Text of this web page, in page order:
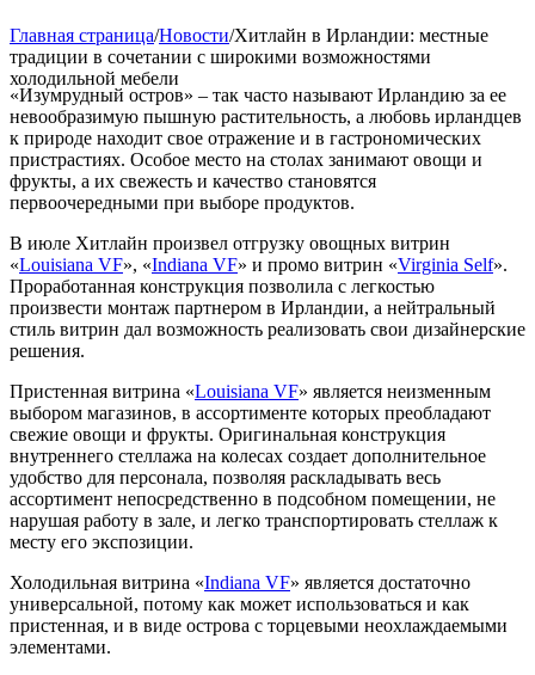
Главная страница/Новости/Хитлайн в Ирландии: местные
традиции в сочетании с широкими возможностями
холодильной мебели
«Изумрудный остров» – так часто называют Ирландию за ее
невообразимую пышную растительность, а любовь ирландцев
к природе находит свое отражение и в гастрономических
пристрастиях. Особое место на столах занимают овощи и
фрукты, а их свежесть и качество становятся
первоочередными при выборе продуктов.
В июле Хитлайн произвел отгрузку овощных витрин
«Louisiana VF», «Indiana VF» и промо витрин «Virginia Self».
Проработанная конструкция позволила с легкостью
произвести монтаж партнером в Ирландии, а нейтральный
стиль витрин дал возможность реализовать свои дизайнерские
решения.
Пристенная витрина «Louisiana VF» является неизменным
выбором магазинов, в ассортименте которых преобладают
свежие овощи и фрукты. Оригинальная конструкция
внутреннего стеллажа на колесах создает дополнительное
удобство для персонала, позволяя раскладывать весь
ассортимент непосредственно в подсобном помещении, не
нарушая работу в зале, и легко транспортировать стеллаж к
месту его экспозиции.
Холодильная витрина «Indiana VF» является достаточно
универсальной, потому как может использоваться и как
пристенная, и в виде острова с торцевыми неохлаждаемыми
элементами.